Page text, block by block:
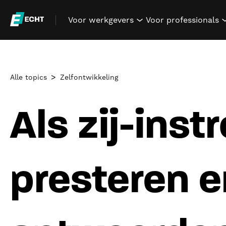
Voor werkgevers show submenu for
Voor professionals
Alle topics Zelfontwikkeling
Als zij-
presteren